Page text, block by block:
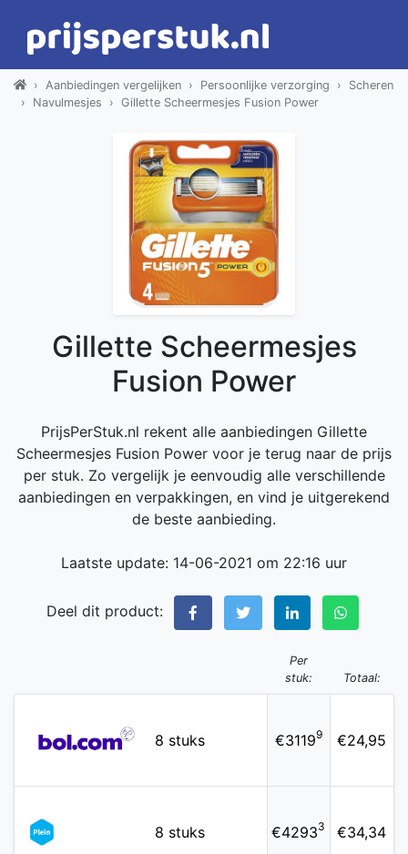
Aanbiedingen vergelijken Persoonlijke verzorging
Scheren
Navulmesjes
Gillette Scheermesjes Fusion Power
Gillette Scheermesjes
Fusion Power
PrijsPerStuk.nl rekent alle aanbiedingen Gillette
Scheermesjes Fusion Power voor je terug naar de prijs
per stuk. Zo vergelijk je eenvoudig alle verschillende
aanbiedingen en verpakkingen, en vind je uitgerekend
de beste aanbieding.
Laatste update: 14-06-2021 om 22:16 uur
Deel dit product:
Per
stuk:
Totaal:
8 stuks €31199 €24,95
8 stuks €42933 €34,34